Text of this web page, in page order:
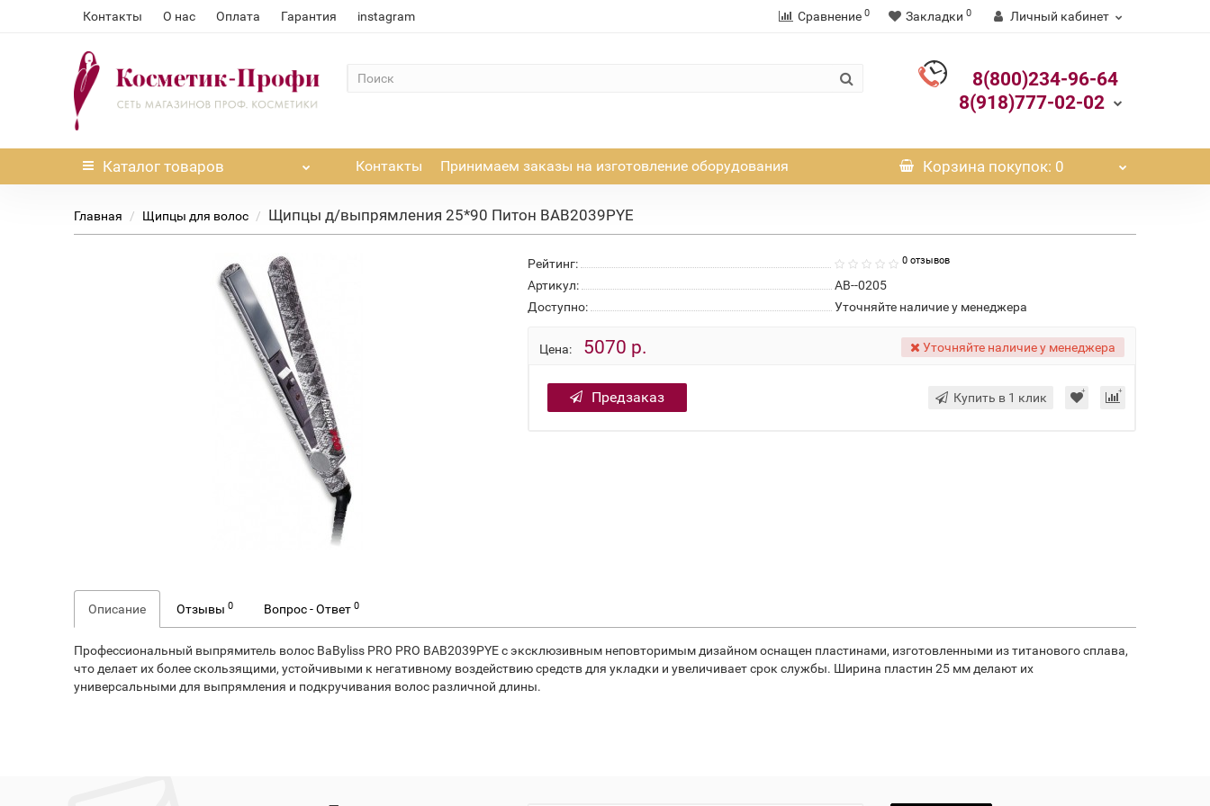
Контакты О нас Оплата Гарантия instagram Сравнение 0 Закладки 0 Личный кабинет
8(800)234-96-64
8(918)777-02-02
Каталог товаров Контакты Принимаем заказы на изготовление оборудования Корзина покупок: 0
Главная Щипцы для волос Щипцы д/выпрямления 25*90 Питон BAB2039PYE
Рейтинг: 0 отзывов
Артикул:
АВ--0205
Доступно:
Уточняйте наличие у менеджера
Цена: 5070 р. Уточняйте наличие у менеджера
Предзаказ Купить в 1 клик
Описание Отзывы0 Вопрос - Ответ0
Профессиональный выпрямитель волос BaByliss PRO PRO BAB2039PYE с эксклюзивным неповторимым дизайном оснащен пластинами, изготовленными из титанового сплава,
что делает их более скользящими, устойчивыми к негативному воздействию средств для укладки и увеличивает срок службы. Ширина пластин 25 мм делают их
универсальными для выпрямления и подкручивания волос различной длины.